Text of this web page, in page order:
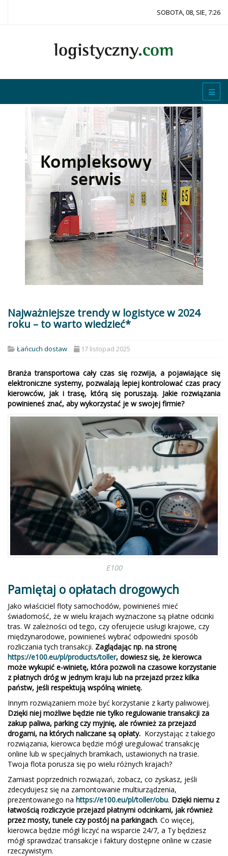
SOBOTA, 08, SIE, 7:26
Najważniejsze trendy w logistyce w 2024
roku – to warto wiedzieć*
Łańcuch dostaw 17 listopad 2025
Branża transportowa cały czas się rozwija, a pojawiające się
elektroniczne systemy, pozwalają lepiej kontrolować czas pracy
kierowców, jak i trasę, którą się poruszają. Jakie rozwiązania
powinieneś znać, aby wykorzystać je w swojej firmie?
E100
Pamiętaj o opłatach drogowych
Jako właściciel floty samochodów, powinieneś mieć
świadomość, że w wielu krajach wyznaczone są płatne odcinki
tras. W zależności od tego, czy oferujecie usługi krajowe, czy
międzynarodowe, powinieneś wybrać odpowiedni sposób
rozliczania tych transakcji. Zaglądając np. na stronę
https://e100.eu/pl/products/toller, dowiesz się, że kierowca
może wykupić e-winietę, która pozwoli na czasowe korzystanie
z płatnych dróg w jednym kraju lub na przejazd przez kilka
państw, jeśli respektują wspólną winietę.
Innym rozwiązaniem może być korzystanie z karty paliwowej.
Dzięki niej możliwe będzie nie tylko regulowanie transakcji za
zakup paliwa, parking czy myjnię, ale również za przejazd
drogami, na których naliczane są opłaty. Korzystając z takiego
rozwiązania, kierowca będzie mógł uregulować transakcję
online lub w specjalnych bramkach, ustawionych na trasie.
Twoja flota porusza się po wielu różnych krajach?
Zamiast poprzednich rozwiązań, zobacz, co zyskasz, jeśli
zdecydujesz się na zamontowanie multiurządzenia,
prezentowanego na https://e100.eu/pl/toller/obu. Dzięki niemu z
łatwością rozliczycie przejazd płatnymi odcinkami, jak również
przez mosty, tunele czy postój na parkingach. Co więcej,
kierowca będzie mógł liczyć na wsparcie 24/7, a Ty będziesz
mógł sprawdzać transakcje i faktury dostępne online w czasie
rzeczywistym.